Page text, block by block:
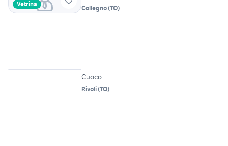
Vetrina
Collegno(TO)
Cuoco
Rivoli(TO)